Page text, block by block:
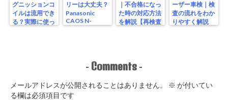
グニッションコ
イルは流用でき
る？実際に使っ
リーは大丈夫？
Panasonic
CAOS N-
S115/A4を実測
｜不合格になっ
た時の対応方法
を解説【再検査
ーザー車検｜検
査の流れをわか
りやすく解説
- Comments -
メールアドレスが公開されることはありません。 ※ が付いてい
る欄は必須項目です